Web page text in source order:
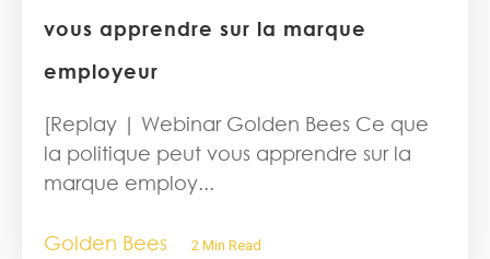
vous apprendre sur la marque
employeur
[Replay | Webinar Golden Bees Ce que
la politique peut vous apprendre sur la
marque employ...
Golden Bees 2 Min Read